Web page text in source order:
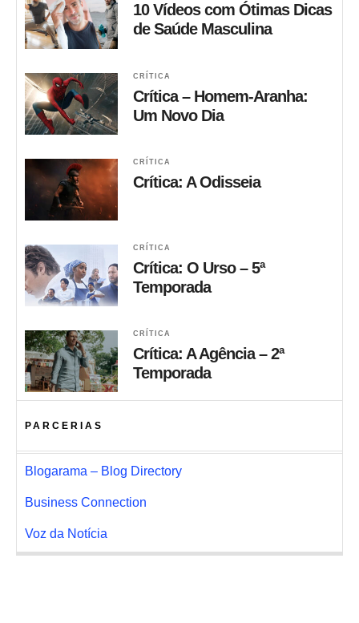
10 Vídeos com Ótimas Dicas
de Saúde Masculina
CRÍTICA
Crítica – Homem-Aranha:
Um Novo Dia
CRÍTICA
Crítica: A Odisseia
CRÍTICA
Crítica: O Urso – 5ª
Temporada
CRÍTICA
Crítica: A Agência – 2ª
Temporada
PARCERIAS
Blogarama – Blog Directory
Business Connection
Voz da Notícia